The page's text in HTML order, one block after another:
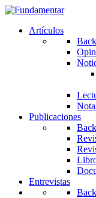
Artículos
Back
Publicaciones
Back
Entrevistas
Back